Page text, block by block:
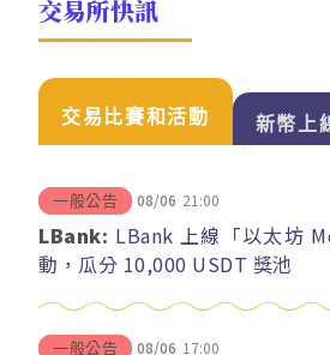
交易所快訊
交易比賽和活動 新幣上
一般公告 08/06 21:00
LBank: LBank 上線「以太坊
動，瓜分 10,000 USDT 獎池
一般公告 08/06 17:00